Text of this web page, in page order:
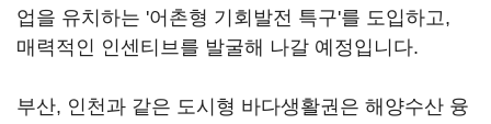
업을 유치하는 '어촌형 기회발전 특구'를 도입하고,
매력적인 인센티브를 발굴해 나갈 예정입니다.
부산, 인천과 같은 도시형 바다생활권은 해양수산 융